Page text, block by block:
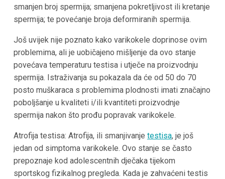
smanjen broj spermija; smanjena pokretljivost ili kretanje
spermija; te povećanje broja deformiranih spermija.
Još uvijek nije poznato kako varikokele doprinose ovim
problemima, ali je uobičajeno mišljenje da ovo stanje
povećava temperaturu testisa i utječe na proizvodnju
spermija. Istraživanja su pokazala da će od 50 do 70
posto muškaraca s problemima plodnosti imati značajno
poboljšanje u kvaliteti i/ili kvantiteti proizvodnje
spermija nakon što prođu popravak varikokele.
Atrofija testisa: Atrofija, ili smanjivanje testisa, je još
jedan od simptoma varikokele. Ovo stanje se často
prepoznaje kod adolescentnih dječaka tijekom
sportskog fizikalnog pregleda. Kada je zahvaćeni testis